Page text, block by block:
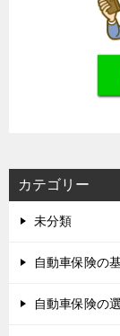
カテゴリー
未分類
自動車保険の
自動車保険の